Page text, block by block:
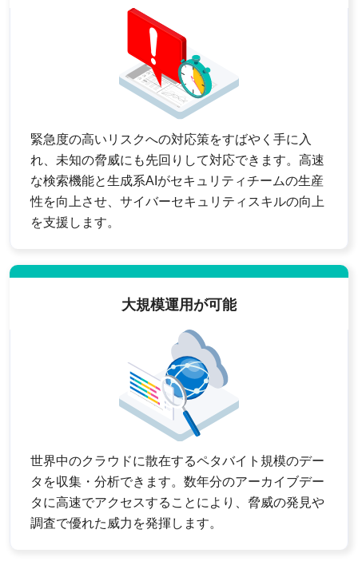
緊急度の高いリスクへの対応策をすばやく手に入
れ、未知の脅威にも先回りして対応できます。高速
な検索機能と生成系AIがセキュリティチームの生産
性を向上させ、サイバーセキュリティスキルの向上
を支援します。
大規模運用が可能
世界中のクラウドに散在するペタバイト規模のデー
タを収集・分析できます。数年分のアーカイブデー
タに高速でアクセスすることにより、脅威の発見や
調査で優れた威力を発揮します。